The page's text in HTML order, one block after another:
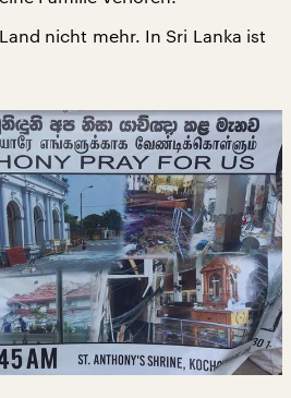
nicht mehr. In Sri Lanka ist